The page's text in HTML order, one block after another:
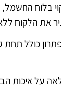
בלוח החשמל,
את הלקוח
כולל
על איכות